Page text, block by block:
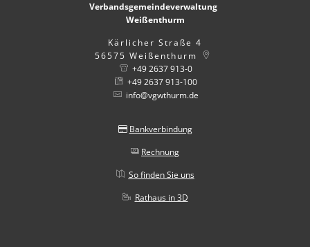
Verbandsgemeindeverwaltung
Weißenthurm
Kärlicher Straße 4
56575 Weißenthurm
+49 2637 913-0
+49 2637 913-100
info@vgwthurm.de
Bankverbindung
Rechnung
So finden Sie uns
Rathaus in 3D